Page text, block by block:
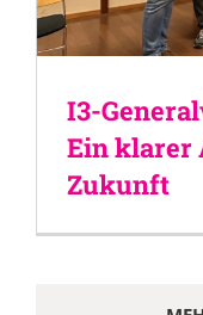
I3-
Ein klarer
Zukunft